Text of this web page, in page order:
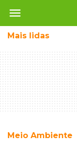
menu
Mais lidas
Meio Ambiente